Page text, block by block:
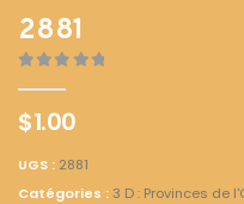
2881
$1.00
UGS : 2881
Catégories : 3 D : Provinces de